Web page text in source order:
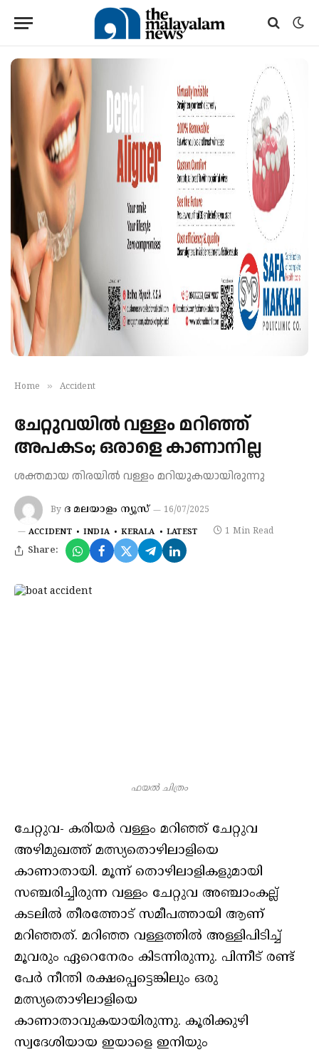
Home » Accident
ചേറ്റുവയിൽ വള്ളം മറിഞ്ഞ്
അപകടം; ഒരാളെ കാണാനില്ല
ശക്തമായ തിരയിൽ വള്ളം മറിയുകയായിരുന്നു
By ദ മലയാളം ന്യൂസ് 16/07/2025
ACCIDENT INDIA KERALA LATEST 1 Min Read
Share:
ഫയൽ ചിത്രം
ചേറ്റുവ- കരിയർ വള്ളം മറിഞ്ഞ് ചേറ്റുവ
അഴിമുഖത്ത് മത്സ്യതൊഴിലാളിയെ
കാണാതായി. മൂന്ന് തൊഴിലാളികളുമായി
സഞ്ചരിച്ചിരുന്ന വള്ളം ചേറ്റുവ അഞ്ചാംകല്ല്
കടലിൽ തീരത്തോട് സമീപത്തായി ആണ്
മറിഞ്ഞത്. മറിഞ്ഞ വള്ളത്തിൽ അള്ളിപിടിച്ച്
മൂവരും ഏറെനേരം കിടന്നിരുന്നു. പിന്നീട് രണ്ട്
പേർ നീന്തി രക്ഷപ്പെട്ടെങ്കിലും ഒരു
മത്സ്യതൊഴിലാളിയെ
കാണാതാവുകയായിരുന്നു. കൂരിക്കുഴി
സ്വദേശിയായ ഇയാളെ ഇനിയും